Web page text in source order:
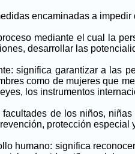
encaminadas a
mediante el cual la
desarrollar las
significa garantizar a las
como de mujeres que
los instrumentos
de los niños,
protección
humano: significa